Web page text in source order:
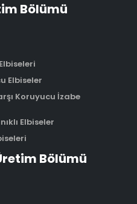
Bölümü
Elbiseler
Koruyucu İzabe
Elbiseler
Bölümü